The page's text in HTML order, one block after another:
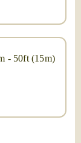
- 50ft (15m)